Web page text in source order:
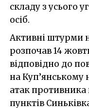
складу з усього
осіб.
Активні штурми
розпочав 14
відповідно до
на Куп’янському
атак противника
пунктів